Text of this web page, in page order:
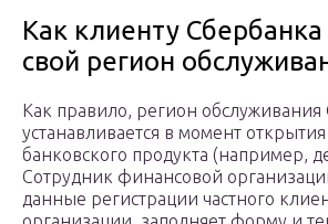
Как клиенту Сбербанка
свой регион
Как правило, регион обслуживания
устанавливается в момент
банковского продукта (например,
Сотрудник финансовой
данные регистрации частного